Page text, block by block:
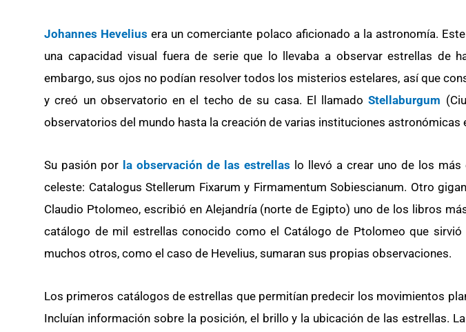
Johannes Hevelius era un comerciante polaco aficionado a la astronomía.
una capacidad visual fuera de serie que lo llevaba a observar estrellas de
embargo, sus ojos no podían resolver todos los misterios estelares, así que
y creó un observatorio en el techo de su casa. El llamadoStellaburgum
observatorios del mundo hasta la creación de varias instituciones astronómicas
Su pasión por la observación de las estrellas lo llevó a crear uno de los
celeste: Catalogus Stellerum Fixarum y Firmamentum Sobiescianum. Otro
Claudio Ptolomeo, escribió en Alejandría (norte de Egipto) uno de los libros
catálogo de mil estrellas conocido como el Catálogo de Ptolomeo que
muchos otros, como el caso de Hevelius, sumaran sus propias observaciones.
Los primeros catálogos de estrellas que permitían predecir los movimientos
Incluían información sobre la posición, el brillo y la ubicación de las estrellas.